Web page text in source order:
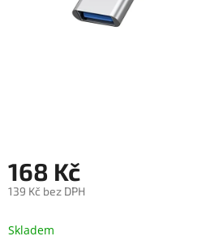
Rozšíření
záruk
a
pojištění
Splátky
168 Kč
139 Kč bez DPH
cena:
Skladem